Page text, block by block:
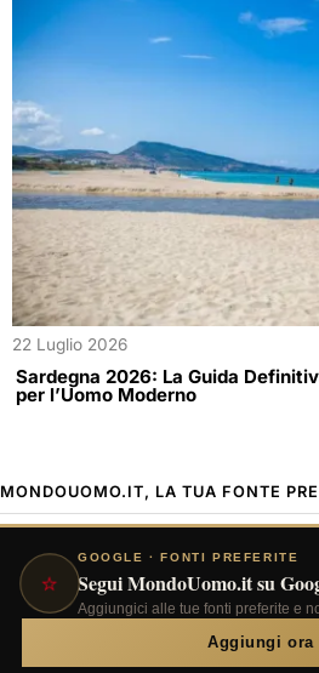
22 Luglio 2026
Sardegna 2026: La Guida
per l’Uomo Moderno
MONDOUOMO.IT, LA TUA FONTE
⭐
GOOGLE · FONTI PREFERITE
Segui MondoUomo.it su
Aggiungici alle tue fonti preferite e
Aggiungi